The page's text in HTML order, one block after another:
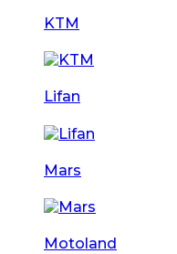
KTM
Lifan
Mars
Motoland